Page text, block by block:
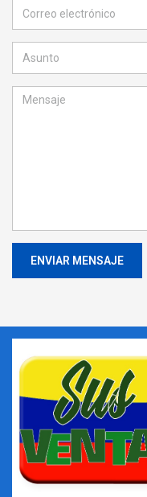
ELECTRÓNICO
ENVIAR MENSAJE